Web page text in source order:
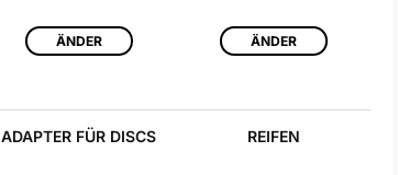
ÄNDER ÄNDER
ADAPTER FÜR DISCS REIFEN